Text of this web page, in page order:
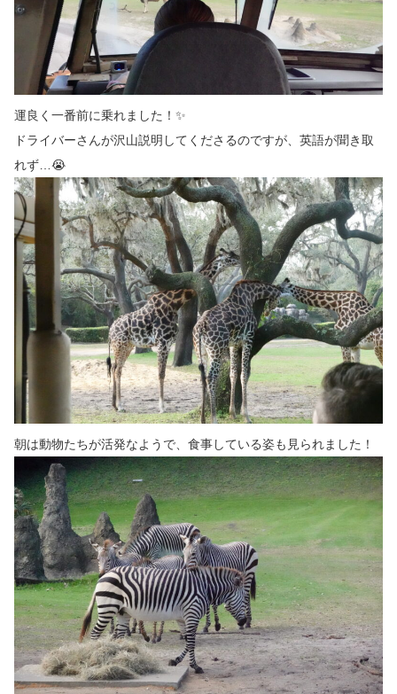
運良く一番前に乗れました！✨
ドライバーさんが沢山説明してくださるのですが、英語が聞き取
れず…😭
朝は動物たちが活発なようで、食事している姿も見られました！